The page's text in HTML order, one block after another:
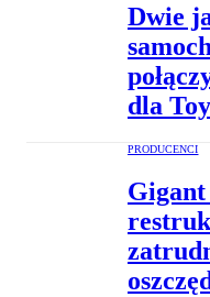
Dwie
dla
PRODUCENCI